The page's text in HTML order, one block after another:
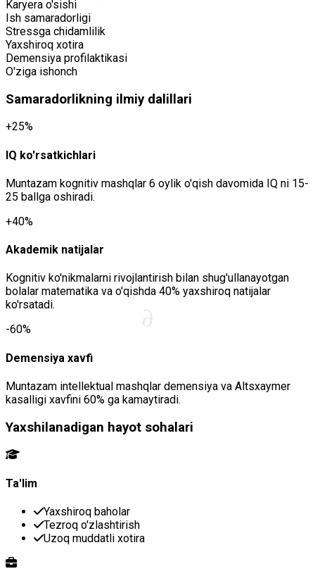
∂
Karyera o'sishi
Ish samaradorligi
Stressga chidamlilik
Yaxshiroq xotira
Demensiya profilaktikasi
O'ziga ishonch
Samaradorlikning ilmiy dalillari
+25%
IQ ko'rsatkichlari
Muntazam kognitiv mashqlar 6 oylik o'qish davomida IQ ni 15-
25 ballga oshiradi.
+40%
Akademik natijalar
Kognitiv ko'nikmalarni rivojlantirish bilan shug'ullanayotgan
bolalar matematika va o'qishda 40% yaxshiroq natijalar
ko'rsatadi.
-60%
Demensiya xavfi
Muntazam intellektual mashqlar demensiya va Altsxaymer
kasalligi xavfini 60% ga kamaytiradi.
Yaxshilanadigan hayot sohalari
Ta'lim
Yaxshiroq baholar
Tezroq o'zlashtirish
Uzoq muddatli xotira